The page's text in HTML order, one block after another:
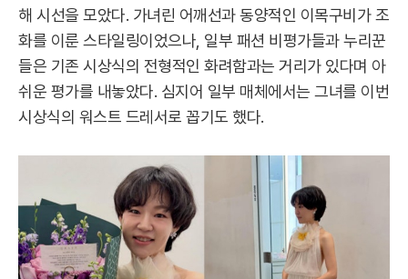
해 시선을 모았다. 가녀린 어깨선과 동양적인 이목구비가 조
화를 이룬 스타일링이었으나, 일부 패션 비평가들과 누리꾼
들은 기존 시상식의 전형적인 화려함과는 거리가 있다며 아
쉬운 평가를 내놓았다. 심지어 일부 매체에서는 그녀를 이번
시상식의 워스트 드레서로 꼽기도 했다.